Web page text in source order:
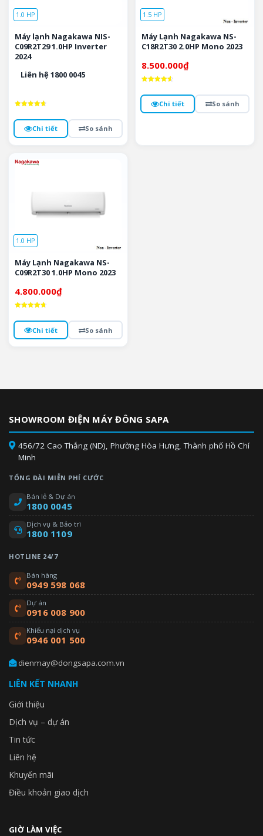
1.0 HP
Máy lạnh Nagakawa NIS-
C09R2T29 1.0HP Inverter
2024
Liên hệ 1800 0045
5 saoChi tiết So sánh
1.5 HP
Máy Lạnh Nagakawa NS-
C18R2T30 2.0HP Mono 2023
8.500.000₫
5 saoChi tiết So sánh
1.0 HP
Máy Lạnh Nagakawa NS-
C09R2T30 1.0HP Mono 2023
4.800.000₫
hạng
5 saoChi tiết So sánh
SHOWROOM ĐIỆN MÁY ĐÔNG SAPA
456/72 Cao Thắng (ND), Phường Hòa Hưng, Thành phố Hồ Chí
Minh
TỔNG ĐÀI MIỄN PHÍ CƯỚC
Bán lẻ & Dự án
1800 0045
Dịch vụ & Bảo trì
1800 1109
HOTLINE 24/7
Bán hàng
0949 598 068
Dự án
0916 008 900
Khiếu nại dịch vụ
0946 001 500
dienmay@dongsapa.com.vn
LIÊN KẾT NHANH
Giới thiệu
Dịch vụ – dự án
Tin tức
Liên hệ
Khuyến mãi
Điều khoản giao dịch
GIỜ LÀM VIỆC